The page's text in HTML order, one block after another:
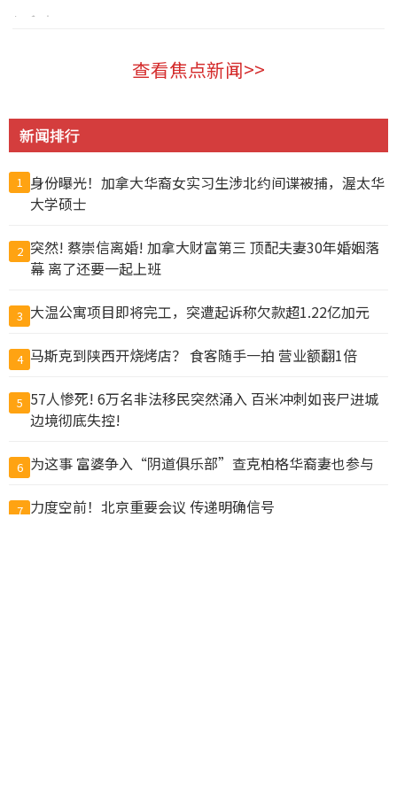
加拿大 2026-08-05
查看焦点新闻>>
新闻排行
1 身份曝光！加拿大华裔女实习生涉北约间谍被捕，渥太华
大学硕士
2 突然! 蔡崇信离婚! 加拿大财富第三 顶配夫妻30年婚姻落
幕 离了还要一起上班
3 大温公寓项目即将完工，突遭起诉称欠款超1.22亿加元
4 马斯克到陕西开烧烤店？ 食客随手一拍 营业额翻1倍
5 57人惨死! 6万名非法移民突然涌入 百米冲刺如丧尸进城
边境彻底失控!
6 为这事 富婆争入“阴道俱乐部”查克柏格华裔妻也参与
7 力度空前！北京重要会议 传递明确信号